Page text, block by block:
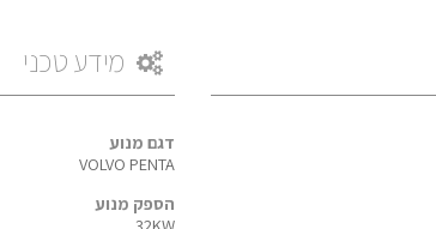
מידע טכני
דגם מנוע
VOLVO PENTA
הספק מנוע
32KW